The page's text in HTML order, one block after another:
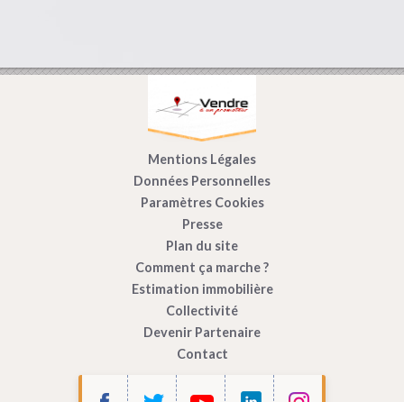
Mentions Légales
Données Personnelles
Paramètres Cookies
Presse
Plan du site
Comment ça marche ?
Estimation immobilière
Collectivité
Devenir Partenaire
Contact